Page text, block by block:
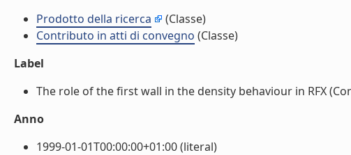
Prodotto della ricerca
(Classe)
Contributo in atti di convegno (Classe)
Label
The role of the first wall in the density behaviour in RFX
Anno
1999-01-01T00:00:00+01:00 (literal)